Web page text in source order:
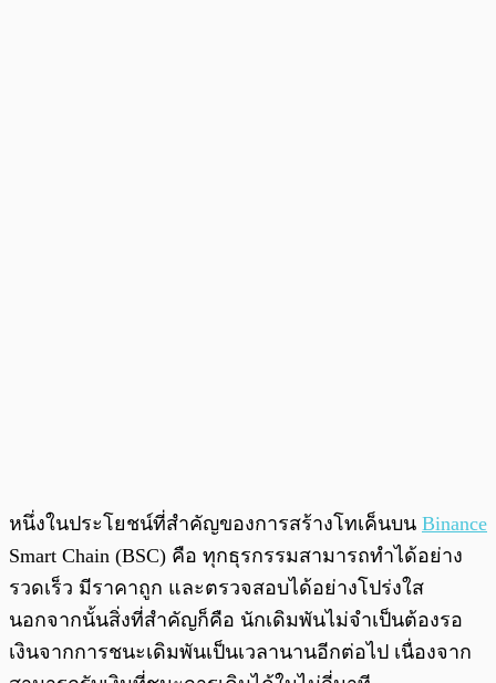
หนึ่งในประโยชน์ที่สำคัญของการสร้างโทเค็นบน Binance
Smart Chain (BSC) คือ ทุกธุรกรรมสามารถทำได้อย่าง
รวดเร็ว มีราคาถูก และตรวจสอบได้อย่างโปร่งใส
นอกจากนั้นสิ่งที่สำคัญก็คือ นักเดิมพันไม่จำเป็นต้องรอ
เงินจากการชนะเดิมพันเป็นเวลานานอีกต่อไป เนื่องจาก